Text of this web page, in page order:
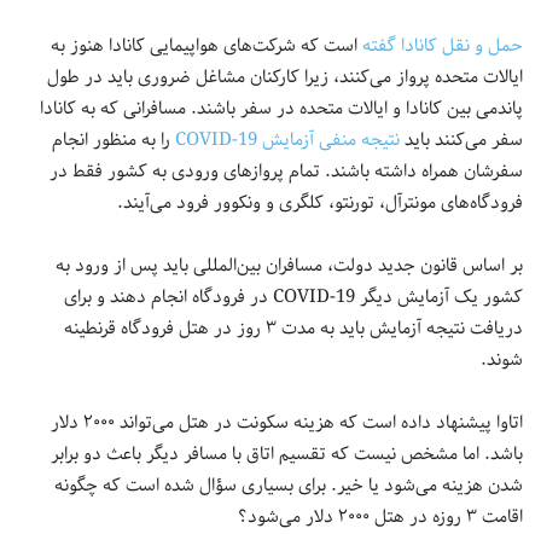
حمل و نقل کانادا گفتهاست که شرکت‌های هواپیمایی کانادا هنوز به
ایالات متحده پرواز می‌کنند، زیرا کارکنان مشاغل ضروری باید در طول
پاندمی بین کانادا و ایالات متحده در سفر باشند. مسافرانی که به کانادا
سفر می‌کنند بایدنتیجه منفی آزمایش COVID-19
‌ را به منظور انجام
سفرشان همراه داشته باشند. تمام پروازهای ورودی به کشور فقط در
فرودگاه‌های مونترآل، تورنتو، کلگری و ونکوور فرود می‌آیند.
بر اساس قانون جدید دولت، مسافران بین‌المللی باید پس از ورود به
کشور یک آزمایش دیگر COVID-19‌ در فرودگاه انجام دهند و برای
دریافت نتیجه آزمایش باید به مدت ۳ روز در هتل فرودگاه قرنطینه
شوند.
اتاوا پیشنهاد داده است که هزینه سکونت در هتل می‌تواند ۲۰۰۰ دلار
باشد. اما مشخص نیست که تقسیم اتاق با مسافر دیگر باعث دو برابر
شدن هزینه می‌شود یا خیر. برای بسیاری سؤال شده است که چگونه
اقامت ۳ روزه در هتل ۲۰۰۰ دلار می‌شود؟